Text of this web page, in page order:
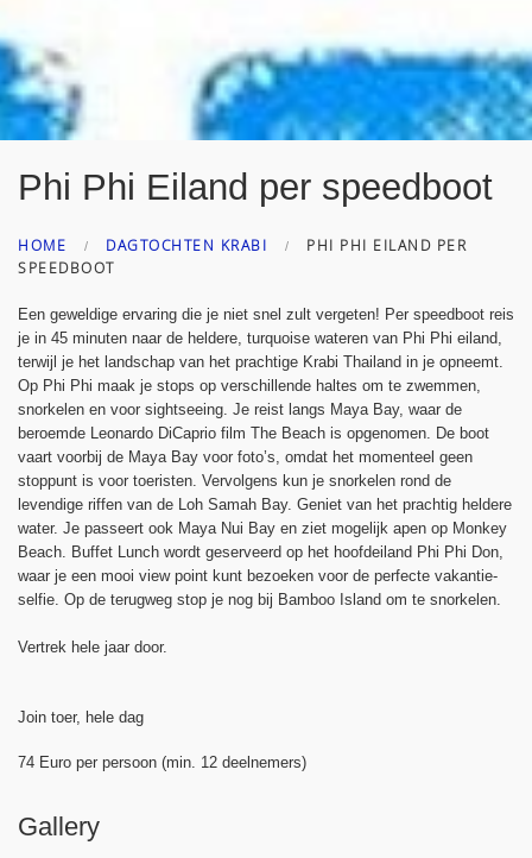
Phi Phi Eiland per speedboot
HOME DAGTOCHTEN KRABI
PHI PHI EILAND PER
SPEEDBOOT
Een geweldige ervaring die je niet snel zult vergeten! Per speedboot reis
je in 45 minuten naar de heldere, turquoise wateren van Phi Phi eiland,
terwijl je het landschap van het prachtige Krabi Thailand in je opneemt.
Op Phi Phi maak je stops op verschillende haltes om te zwemmen,
snorkelen en voor sightseeing. Je reist langs Maya Bay, waar de
beroemde Leonardo DiCaprio film The Beach is opgenomen. De boot
vaart voorbij de Maya Bay voor foto’s, omdat het momenteel geen
stoppunt is voor toeristen. Vervolgens kun je snorkelen rond de
levendige riffen van de Loh Samah Bay. Geniet van het prachtig heldere
water. Je passeert ook Maya Nui Bay en ziet mogelijk apen op Monkey
Beach. Buffet Lunch wordt geserveerd op het hoofdeiland Phi Phi Don,
waar je een mooi view point kunt bezoeken voor de perfecte vakantie-
selfie. Op de terugweg stop je nog bij Bamboo Island om te snorkelen.
Vertrek hele jaar door.
Join toer, hele dag
74 Euro per persoon (min. 12 deelnemers)
Gallery